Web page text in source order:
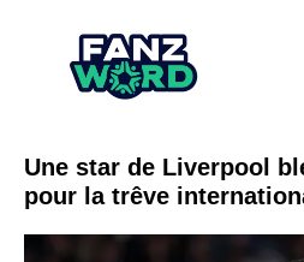
Une star de Liverpool
pour la trêve